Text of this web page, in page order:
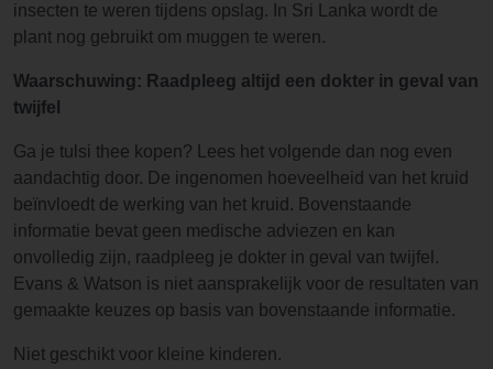
insecten te weren tijdens opslag. In Sri Lanka wordt de
plant nog gebruikt om muggen te weren.
Waarschuwing: Raadpleeg altijd een dokter in geval van
twijfel
Ga je tulsi thee kopen? Lees het volgende dan nog even
aandachtig door. De ingenomen hoeveelheid van het kruid
beïnvloedt de werking van het kruid. Bovenstaande
informatie bevat geen medische adviezen en kan
onvolledig zijn, raadpleeg je dokter in geval van twijfel.
Evans & Watson is niet aansprakelijk voor de resultaten van
gemaakte keuzes op basis van bovenstaande informatie.
Niet geschikt voor kleine kinderen.